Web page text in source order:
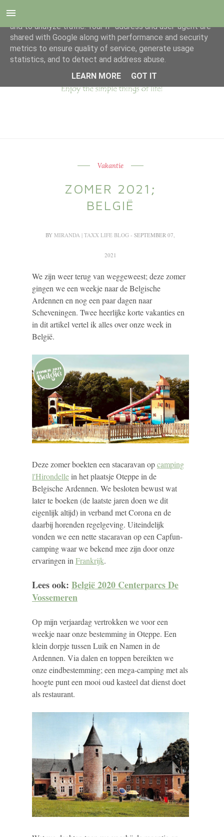
Vakantie
ZOMER 2021;
BELGIË
BYMIRANDA | TAXX LIFE BLOG- SEPTEMBER 07,
2021
We zijn weer terug van weggeweest; deze zomer
gingen we een weekje naar de Belgische
Ardennen en nog een paar dagen naar
Scheveningen. Twee heerlijke korte vakanties en
in dit artikel vertel ik alles over onze week in
België.
Deze zomer boekten een stacaravan opcamping
l'Hirondellein het plaatsje Oteppe in de
Belgische Ardennen. We besloten bewust wat
later te boeken (de laatste jaren doen we dit
eigenlijk altijd) in verband met Corona en de
daarbij horenden regelgeving. Uiteindelijk
vonden we een nette stacaravan op een Capfun-
camping waar we bekend mee zijn door onze
ervaringen in Frankrijk.
Lees ook: België 2020 Centerparcs De
Vossemeren
Op mijn verjaardag vertrokken we voor een
weekje naar onze bestemming in Oteppe. Een
klein dorpje tussen Luik en Namen in de
Ardennen. Via dalen en toppen bereikten we
onze eindbestemming; een mega-camping met als
hoogte punt een mooi oud kasteel dat dienst doet
als restaurant.
This site uses cookies from Google to deliver its services
and to analyze traffic. Your IP address and user-agent are
shared with Google along with performance and security
metrics to ensure quality of service, generate usage
statistics, and to detect and address abuse.
LEARN MORE
GOT IT